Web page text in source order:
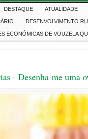
DESTAQUE ATUALIDADE
DESENVOLVIMENTO
ECONÓMICAS DE VOUZELA
- Desenha-me uma